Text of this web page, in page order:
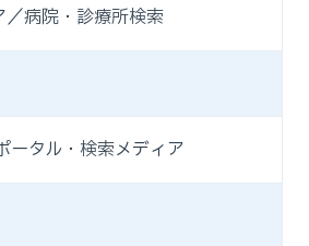
／病院・診療所検索
ータル・検索メディア